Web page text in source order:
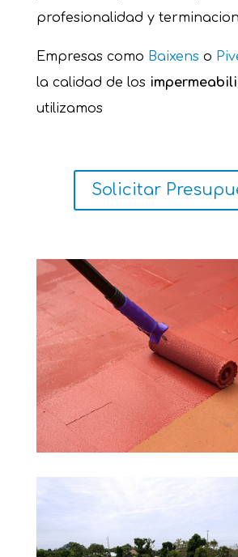
profesionalidad y
Empresas como Baixens o
la calidad de los
utilizamos
Solicitar